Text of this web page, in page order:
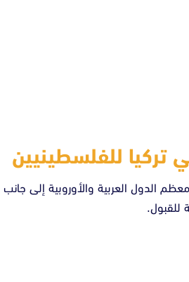
تركيا للفلسطينيين
الدول العربية والأوروبية إلى جانب
للقبول.